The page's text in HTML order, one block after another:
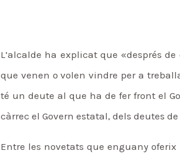
L’alcalde ha explicat que «després
que venen o volen vindre per a
té un deute al que ha de fer front el
càrrec el Govern estatal, dels deutes
Entre les novetats que enguany